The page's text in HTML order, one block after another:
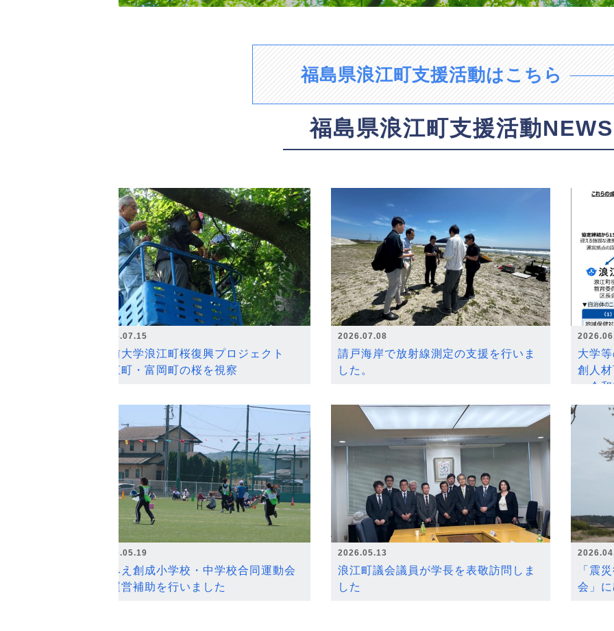
福島県浪江町支援活動はこちら
福島県浪江町支援活動NEWS
2026.07.15
弘前大学浪江町桜復興プロジェクト
浪江町・富岡町の桜を視察
2026.07.08
請戸海岸で放射線測定の支援を行いま
した。
大学
創人
～令
2026.05.19
なみえ創成小学校・中学校合同運動会
の運営補助を行いました
2026.05.13
浪江町議会議員が学長を表敬訪問しま
した
「震
会」